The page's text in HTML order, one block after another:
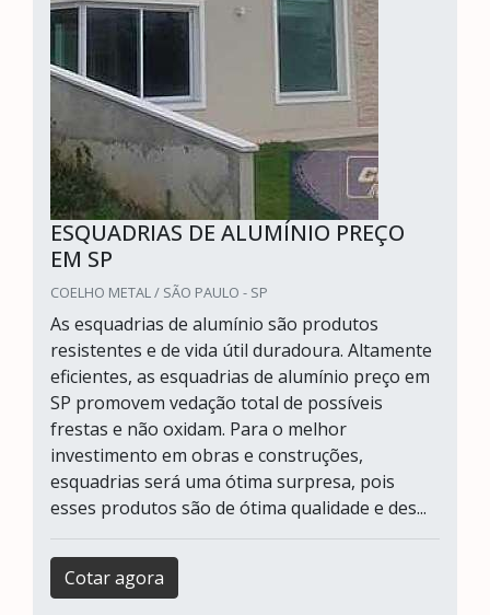
ESQUADRIAS DE ALUMÍNIO PREÇO
EM SP
COELHO METAL / SÃO PAULO - SP
As esquadrias de alumínio são produtos
resistentes e de vida útil duradoura. Altamente
eficientes, as esquadrias de alumínio preço em
SP promovem vedação total de possíveis
frestas e não oxidam. Para o melhor
investimento em obras e construções,
esquadrias será uma ótima surpresa, pois
esses produtos são de ótima qualidade e des...
Cotar agora